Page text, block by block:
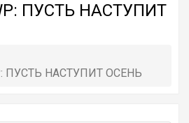
ПУСТЬ НАСТУПИТ
ПУСТЬ НАСТУПИТ ОСЕНЬ